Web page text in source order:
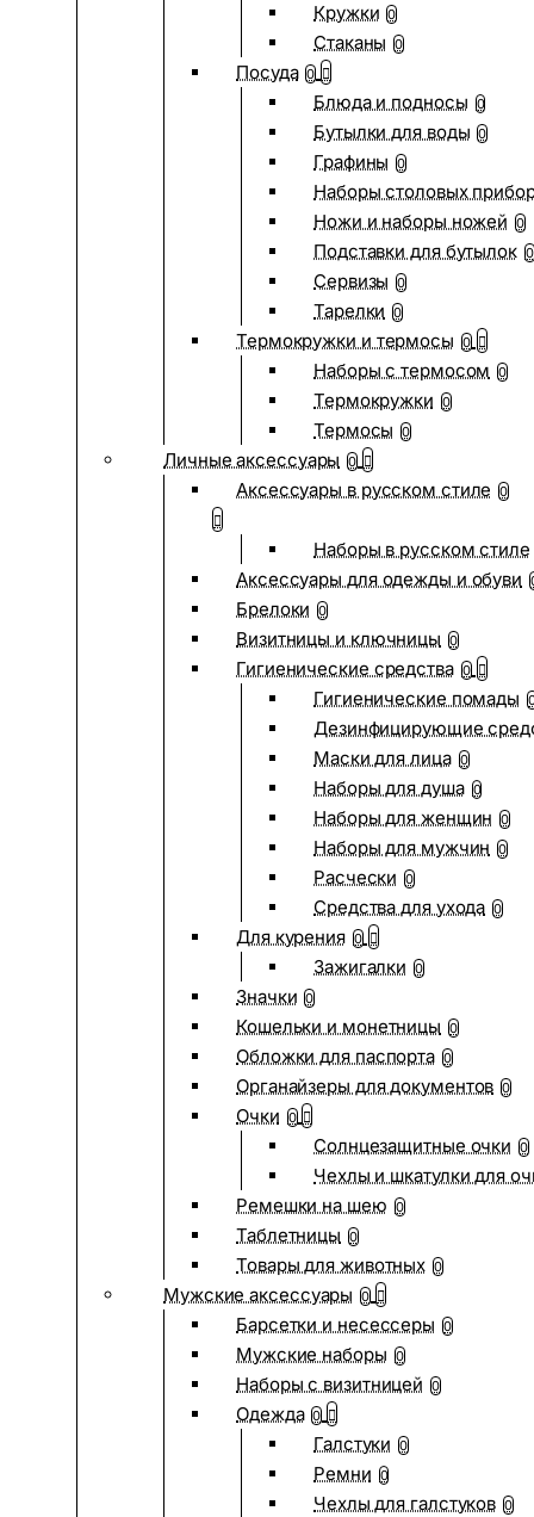
Кружки 0
Стаканы 0
Посуда 0
Блюда и подносы 0
Бутылки для воды 0
Графины 0
Наборы столовых
Ножи и наборы ножей 0
Подставки для бутылок 0
Сервизы 0
Тарелки 0
Термокружки и термосы 0
Наборы с термосом 0
Термокружки 0
Термосы 0
Личные аксессуары 0
Аксессуары в русском стиле 0
Наборы в русском стиле
Аксессуары для одежды и обуви
Брелоки 0
Визитницы и ключницы 0
Гигиенические средства 0
Гигиенические помады
Дезинфицирующие
Маски для лица 0
Наборы для душа 0
Наборы для женщин 0
Наборы для мужчин 0
Расчески 0
Средства для ухода 0
Для курения 0
Зажигалки 0
Значки 0
Кошельки и монетницы 0
Обложки для паспорта 0
Органайзеры для документов 0
Очки 0
Солнцезащитные очки 0
Чехлы и шкатулки для
Ремешки на шею 0
Таблетницы 0
Товары для животных 0
Мужские аксессуары 0
Барсетки и несессеры 0
Мужские наборы 0
Наборы с визитницей 0
Одежда 0
Галстуки 0
Ремни 0
Чехлы для галстуков 0